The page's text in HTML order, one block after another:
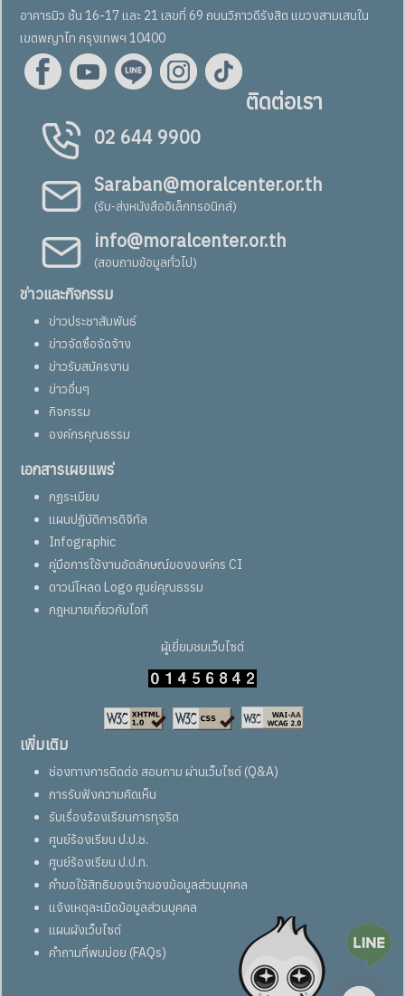
อาคารมิว ชั้น 16-17 และ 21 เลขที่ 69 ถนนวิภาวดีรังสิต แขวงสามเสนใน
เขตพญาไท กรุงเทพฯ 10400
ติดต่อเรา
02 644 9900
Saraban@moralcenter.or.th
(รับ-ส่งหนังสืออิเล็กทรอนิกส์)
info@moralcenter.or.th
(สอบถามข้อมูลทั่วไป)
ข่าวและกิจกรรม
ข่าวประชาสัมพันธ์
ข่าวจัดซื้อจัดจ้าง
ข่าวรับสมัครงาน
ข่าวอื่นๆ
กิจกรรม
องค์กรคุณธรรม
เอกสารเผยแพร่
กฏระเบียบ
แผนปฏิบัติการดิจิทัล
Infographic
คู่มือการใช้งานอัตลักษณ์ขององค์กร CI
ดาวน์โหลด Logo ศูนย์คุณธรรม
กฎหมายเกี่ยวกับไอที
ผู้เยี่ยมชมเว็บไซต์
เพิ่มเติม
ช่องทางการติดต่อ สอบถาม ผ่านเว็บไซต์ (Q&A)
การรับฟังความคิดเห็น
รับเรื่องร้องเรียนการทุจริต
ศูนย์ร้องเรียน ป.ป.ช.
ศูนย์ร้องเรียน ป.ป.ท.
คำขอใช้สิทธิของเจ้าของข้อมูลส่วนบุคคล
แจ้งเหตุละเมิดข้อมูลส่วนบุคคล
แผนผังเว็บไซต์
คำถามที่พบบ่อย (FAQs)